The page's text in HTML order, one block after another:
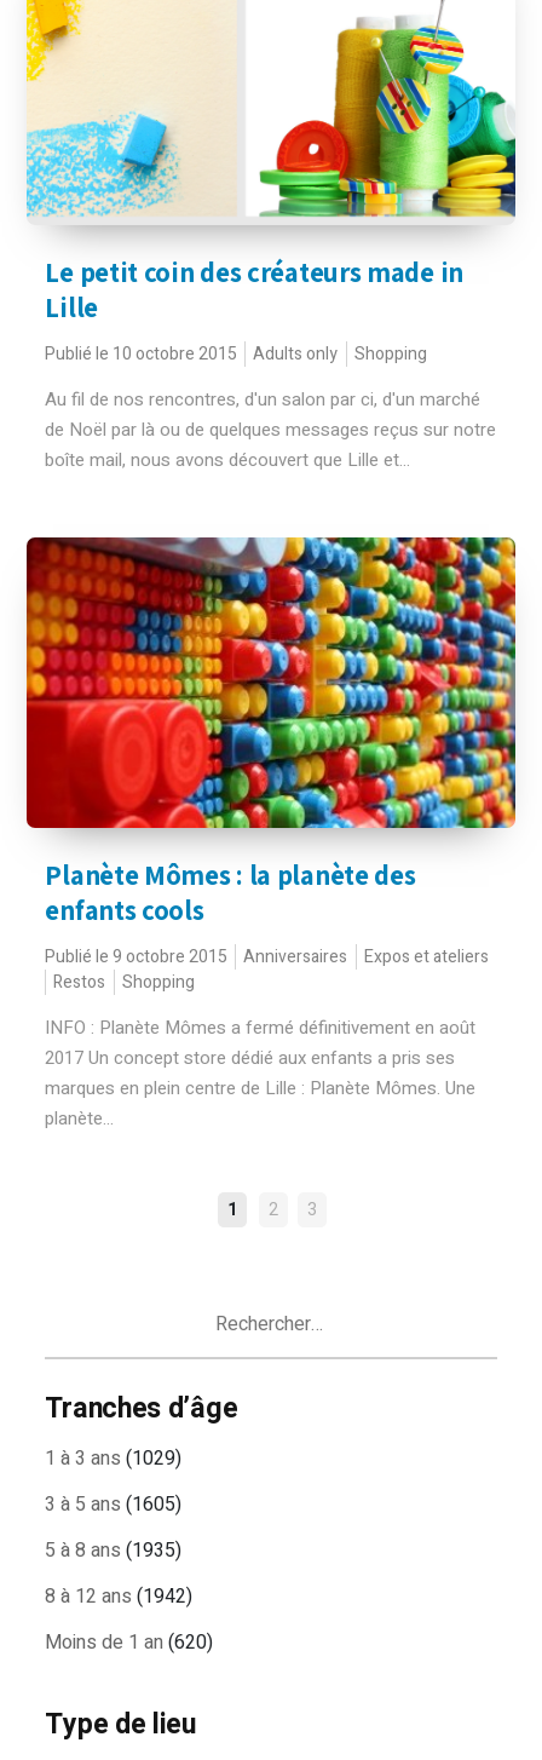
Le petit coin des créateurs made in
Lille
Publié le 10 octobre 2015 Adults only Shopping
Au fil de nos rencontres, d'un salon par ci, d'un marché
de Noël par là ou de quelques messages reçus sur notre
boîte mail, nous avons découvert que Lille et...
Planète Mômes : la planète des
enfants cools
Publié le 9 octobre 2015 Anniversaires
Expos et ateliers
Restos
Shopping
INFO : Planète Mômes a fermé définitivement en août
2017 Un concept store dédié aux enfants a pris ses
marques en plein centre de Lille : Planète Mômes. Une
planète...
1 2 3
Tranches d’âge
1 à 3 ans (1029)
3 à 5 ans (1605)
5 à 8 ans (1935)
8 à 12 ans (1942)
Moins de 1 an (620)
Type de lieu